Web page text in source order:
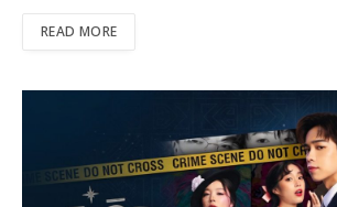
READ MORE